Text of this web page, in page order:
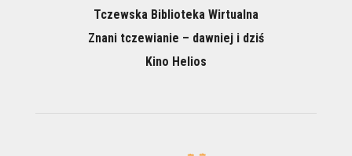
Tczewska Biblioteka Wirtualna
Znani tczewianie – dawniej i dziś
Kino Helios